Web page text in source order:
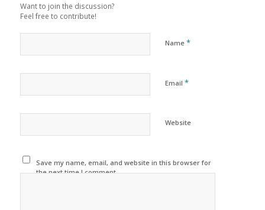
Want to join the discussion?
Feel free to contribute!
Name *
Email *
Website
Save my name, email, and website in this browser for
the next time I comment.